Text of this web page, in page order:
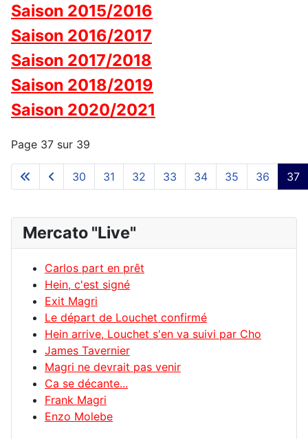
Saison 2015/2016
Saison 2016/2017
Saison 2017/2018
Saison 2018/2019
Saison 2020/2021
Page 37 sur 39
30 31 32 33 34 35 36 37
Mercato "Live"
Carlos part en prêt
Hein, c'est signé
Exit Magri
Le départ de Louchet confirmé
Hein arrive, Louchet s'en va suivi par Cho
James Tavernier
Magri ne devrait pas venir
Ca se décante...
Frank Magri
Enzo Molebe